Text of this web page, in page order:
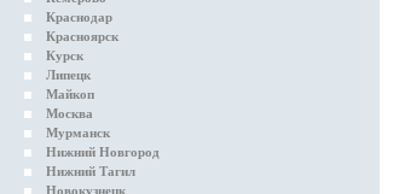
Краснодар
Красноярск
Курск
Липецк
Майкоп
Москва
Мурманск
Нижний Новгород
Нижний Тагил
Новокузнецк